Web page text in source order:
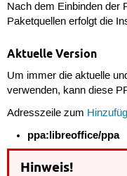
Nach dem Einbinden der
Paketquellen erfolgt die
Aktuelle Version
Um immer die aktuelle
verwenden, kann diese
Adresszeile zum
ppa:libreoffice/ppa
Hinweis!